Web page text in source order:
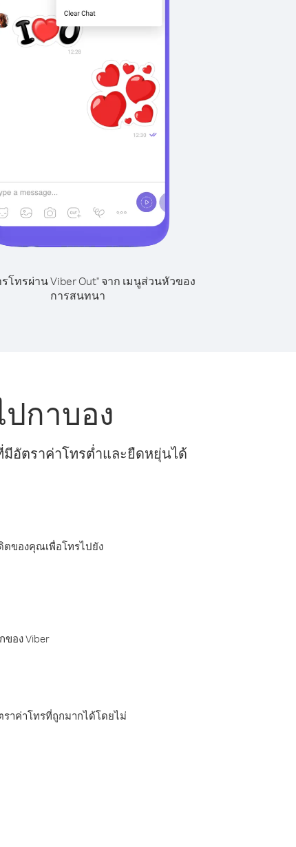
รโทรผ่าน Viber Out" จาก เมนูส่วนหัวของ
การสนทนา
กาบอง
อัตราค่าโทรต่ำและยืดหยุ่นได้
ตของคุณเพื่อโทรไปยัง
ของ Viber
าค่าโทรที่ถูกมากได้โดยไม่